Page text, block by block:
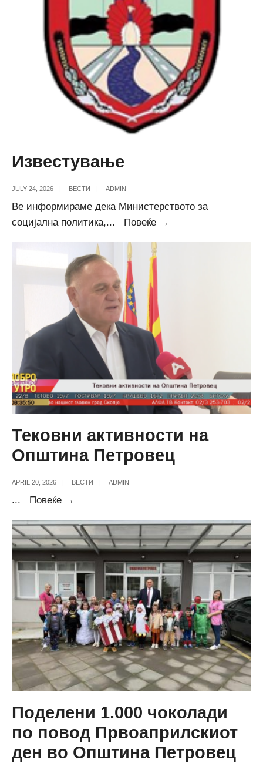
Известување
JULY 24, 2026 ВЕСТИ ADMIN
Ве информираме дека Министерството за
социјална политика,... Повеќе →
Тековни активности на
Општина Петровец
APRIL 20, 2026 | ВЕСТИ | ADMIN
... Повеќе →
на
Општина
Петровец
Поделени 1.000 чоколади
по повод Првоаприлскиот
ден во Општина Петровец